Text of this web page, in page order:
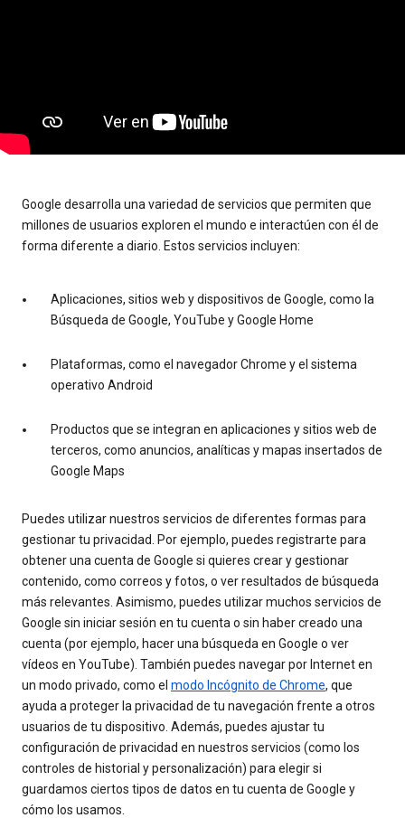
Google desarrolla una variedad de servicios que permiten que
millones de usuarios exploren el mundo e interactúen con él de
forma diferente a diario. Estos servicios incluyen:
Aplicaciones, sitios web y dispositivos de Google, como la
Búsqueda de Google, YouTube y Google Home
Plataformas, como el navegador Chrome y el sistema
operativo Android
Productos que se integran en aplicaciones y sitios web de
terceros, como anuncios, analíticas y mapas insertados de
Google Maps
Puedes utilizar nuestros servicios de diferentes formas para
gestionar tu privacidad. Por ejemplo, puedes registrarte para
obtener una cuenta de Google si quieres crear y gestionar
contenido, como correos y fotos, o ver resultados de búsqueda
más relevantes. Asimismo, puedes utilizar muchos servicios de
Google sin iniciar sesión en tu cuenta o sin haber creado una
cuenta (por ejemplo, hacer una búsqueda en Google o ver
vídeos en YouTube). También puedes navegar por Internet en
un modo privado, como el modo Incógnito de Chrome, que
ayuda a proteger la privacidad de tu navegación frente a otros
usuarios de tu dispositivo. Además, puedes ajustar tu
configuración de privacidad en nuestros servicios (como los
controles de historial y personalización) para elegir si
guardamos ciertos tipos de datos en tu cuenta de Google y
cómo los usamos.